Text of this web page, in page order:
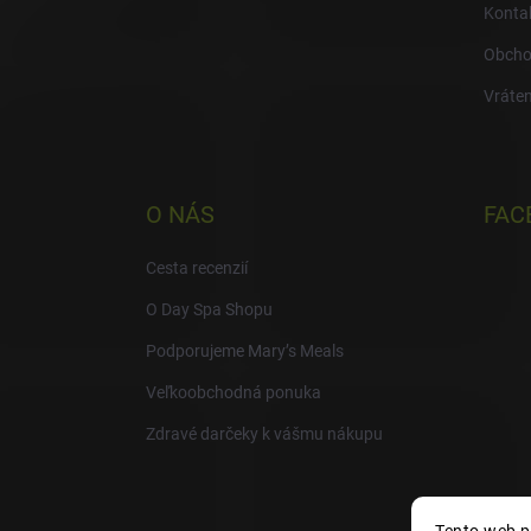
O NÁS
Cesta recenzií
O Day Spa Shopu
Podporujeme Mary’s Meals
Veľkoobchodná ponuka
Zdravé darčeky k vášmu nákupu